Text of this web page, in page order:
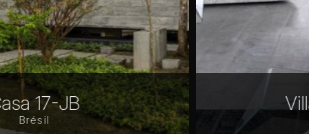
Villa Tres Marias
Mexique